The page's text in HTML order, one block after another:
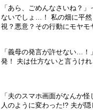
「あら、ごめんなさいね？
ないでしょ…！ 私の畑に平
視？悪意？その行動にモヤモ
「義母の発言が許せない…！
発！ 夫は仕方ないと言うけ
「夫のスマホ画面がなんか
人のように変わった!? 夫が